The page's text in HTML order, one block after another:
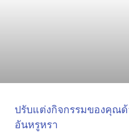
ปรับแต่งกิจกรรมของคุณ
อันหรูหรา